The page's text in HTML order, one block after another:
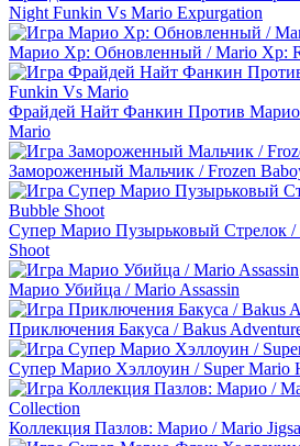
Night Funkin Vs Mario Expurgation
Марио Xp: Обновленный / Mario Xp:
Фрайдей Найт Фанкин Против
Mario
Замороженный Мальчик / Frozen
Супер Марио Пузырьковый Стрелок /
Shoot
Марио Убийца / Mario Assassin
Приключения Бакуса / Bakus
Супер Марио Хэллоуин / Super Mario
Коллекция Пазлов: Марио / Mario